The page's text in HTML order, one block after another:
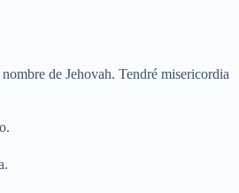
de Jehovah. Tendré misericordia